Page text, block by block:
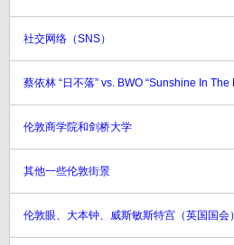
社交网络（SNS）
蔡依林 “日不落” vs. BWO “Sunshine In The
伦敦商学院和剑桥大学
其他一些伦敦街景
伦敦眼、大本钟、威斯敏斯特宫（英国国会）